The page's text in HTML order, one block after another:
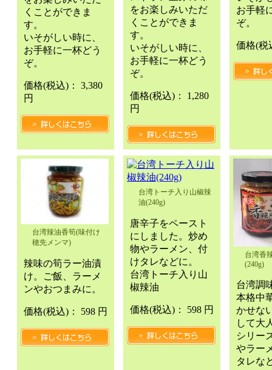
くことができま
す。
いそがしい時に、
お手軽に一杯どう
ぞ。
価格(税込) ： 3,380
円
をお楽しみいただ
くことができま
す。
いそがしい時に、
お手軽に一杯どう
ぞ。
価格(税込) ： 1,280
円
お手軽
ぞ。
価格(税
台湾辣油香筍(味付け
穂先メンマ)
辣味の筍ラー油漬
け。ご飯、ラーメ
ンやおつまみに。
価格(税込) ： 598 円
台湾トーチ入り山椒辣
油(240g)
唐辛子をペースト
にしました。炒め
物やラーメン、付
けタレなどに。
台湾トーチ入り山
椒辣油
価格(税込) ： 598 円
台湾香
(240g)
台湾調
本格中
かせな
して大
シリー
やラー
タレな